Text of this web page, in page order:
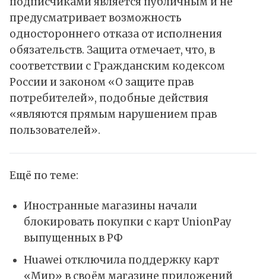
предусматривает возможность
одностороннего отказа от исполнения
обязательств. Защита отмечает, что, в
соответствии с Гражданским кодексом
России и законом «О защите прав
потребителей», подобные действия
«являются прямым нарушением прав
пользователей».
Ещё по теме:
Иностранные магазины начали
блокировать покупки с карт UnionPay
выпущенных в РФ
Huawei отключила поддержку карт
«Мир» в своём магазине приложений